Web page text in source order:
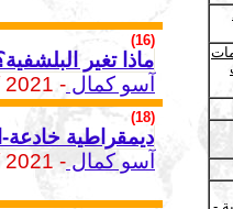
(16)
ماذا تغير
آسو كمال - 2021 / 8 / 10
(18)
ديمقراطية
آسو كمال - 2021 / 5 / 5